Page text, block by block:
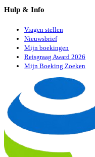
Hulp & Info
Vragen stellen
Nieuwsbrief
Mijn boekingen
Reisgraag Award 2026
Mijn Boeking Zoeken